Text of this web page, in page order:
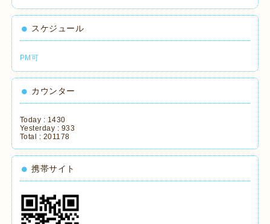
スケジュール
PM可
カウンター
Today : 1430
Yesterday : 933
Total : 201178
携帯サイト